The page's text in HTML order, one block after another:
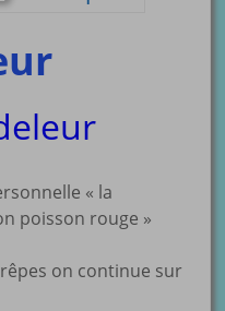
« la
poisson rouge »
on continue sur